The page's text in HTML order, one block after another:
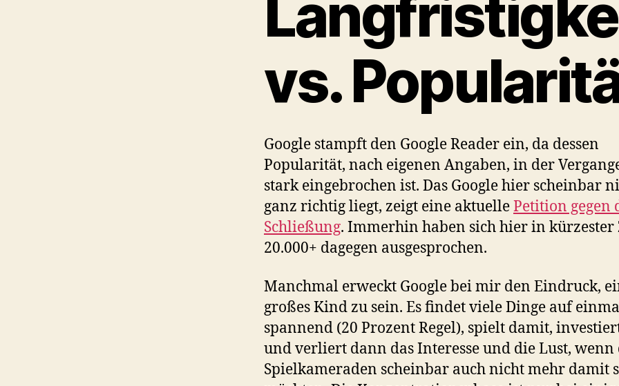
vs.
Google stampft den Google Reader ein, da dessen
Popularität, nach eigenen Angaben, in der
stark eingebrochen ist. Das Google hier scheinbar
ganz richtig liegt, zeigt eine aktuellePetition gegen
Schließung. Immerhin haben sich hier in kürzester
20.000+ dagegen ausgesprochen.
Manchmal erweckt Google bei mir den Eindruck,
großes Kind zu sein. Es findet viele Dinge auf
spannend (20 Prozent Regel), spielt damit,
und verliert dann das Interesse und die Lust, wenn
Spielkameraden scheinbar auch nicht mehr damit